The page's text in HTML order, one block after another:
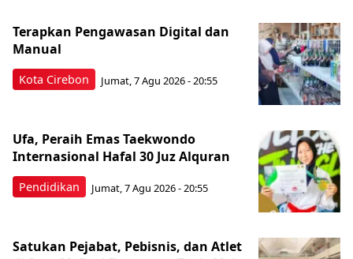
Kota Cirebon
Terapkan Pengawasan Digital dan
Manual
Jumat, 7 Agu 2026 - 20:55
Pendidikan
Ufa, Peraih Emas Taekwondo
Internasional Hafal 30 Juz Alquran
Jumat, 7 Agu 2026 - 20:55
Satukan Pejabat, Pebisnis, dan Atlet